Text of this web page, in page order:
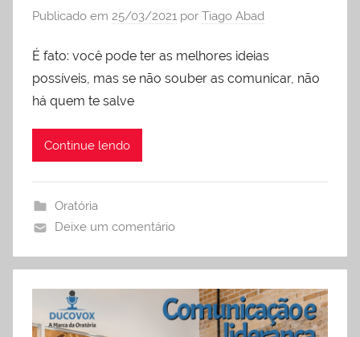
Publicado em 25/03/2021 por Tiago Abad
É fato: você pode ter as melhores ideias
possíveis, mas se não souber as comunicar, não
há quem te salve
Continue lendo
Oratória
Deixe um comentário